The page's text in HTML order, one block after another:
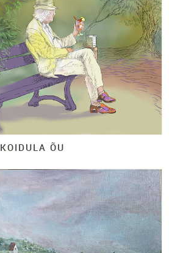
KOIDULA ÕU